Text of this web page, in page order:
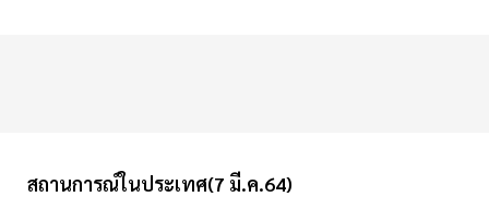
สถานการณ์ในประเทศ(7 มี.ค.64)